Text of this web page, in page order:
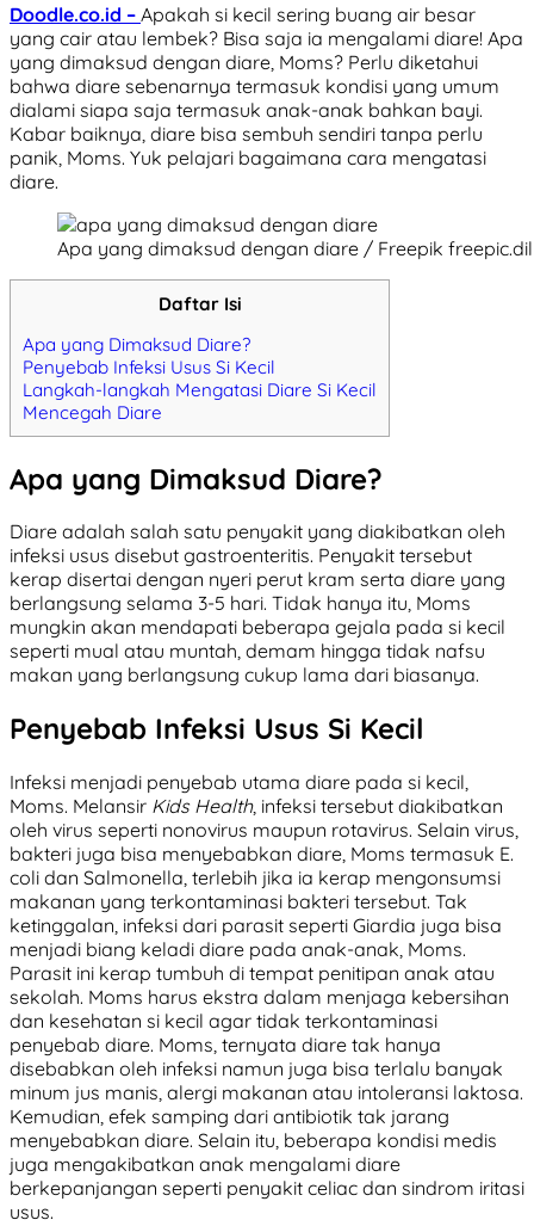
Doodle.co.id – Apakah si kecil sering buang air besar
yang cair atau lembek? Bisa saja ia mengalami diare! Apa
yang dimaksud dengan diare, Moms? Perlu diketahui
bahwa diare sebenarnya termasuk kondisi yang umum
dialami siapa saja termasuk anak-anak bahkan bayi.
Kabar baiknya, diare bisa sembuh sendiri tanpa perlu
panik, Moms. Yuk pelajari bagaimana cara mengatasi
diare.
Apa yang dimaksud dengan diare / Freepik
Daftar Isi
Apa yang Dimaksud Diare?
Penyebab Infeksi Usus Si Kecil
Langkah-langkah Mengatasi Diare Si Kecil
Mencegah Diare
Apa yang Dimaksud Diare?
Diare adalah salah satu penyakit yang diakibatkan oleh
infeksi usus disebut gastroenteritis. Penyakit tersebut
kerap disertai dengan nyeri perut kram serta diare yang
berlangsung selama 3-5 hari. Tidak hanya itu, Moms
mungkin akan mendapati beberapa gejala pada si kecil
seperti mual atau muntah, demam hingga tidak nafsu
makan yang berlangsung cukup lama dari biasanya.
Penyebab Infeksi Usus Si Kecil
Infeksi menjadi penyebab utama diare pada si kecil,
Moms. Melansir Kids Health, infeksi tersebut diakibatkan
oleh virus seperti nonovirus maupun rotavirus. Selain virus,
bakteri juga bisa menyebabkan diare, Moms termasuk E.
coli dan Salmonella, terlebih jika ia kerap mengonsumsi
makanan yang terkontaminasi bakteri tersebut. Tak
ketinggalan, infeksi dari parasit seperti Giardia juga bisa
menjadi biang keladi diare pada anak-anak, Moms.
Parasit ini kerap tumbuh di tempat penitipan anak atau
sekolah. Moms harus ekstra dalam menjaga kebersihan
dan kesehatan si kecil agar tidak terkontaminasi
penyebab diare. Moms, ternyata diare tak hanya
disebabkan oleh infeksi namun juga bisa terlalu banyak
minum jus manis, alergi makanan atau intoleransi laktosa.
Kemudian, efek samping dari antibiotik tak jarang
menyebabkan diare. Selain itu, beberapa kondisi medis
juga mengakibatkan anak mengalami diare
berkepanjangan seperti penyakit celiac dan sindrom iritasi
usus.